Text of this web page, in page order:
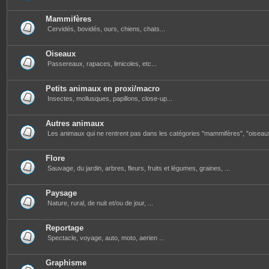
Mammifères
Cervidés, bovidés, ours, chiens, chats...
Oiseaux
Passereaux, rapaces, limicoles, etc...
Petits animaux en proxi/macro
Insectes, mollusques, papillons, close-up...
Autres animaux
Les animaux qui ne rentrent pas dans les catégories "mammifères",
Flore
Sauvage, du jardin, arbres, fleurs, fruits et légumes, graines, ...
Paysage
Nature, rural, de nuit et/ou de jour, ...
Reportage
Spectacle, voyage, auto, moto, aerien ...
Graphisme